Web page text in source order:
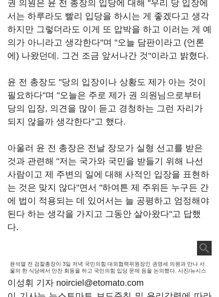
권 의원은 윤 전 총장의 입당에 대해 "우리 당 입장에
서는 하루라도 빨리 입당을 하시는 게 좋겠다고 생각
하지만 그렇더라도 이게 또 압박을 하고 이러는 게 예
의가 아니라고 생각한다"며 "오늘 담판이라고 (언론
에) 나왔던데. 그건 조금 앞서나간 것"이라고 밝혔다.
윤 전 총장도 "당의 입장이나 상황도 제가 아는 것이
필요하다"며 "오늘은 주로 제가 권 의원님으로부터
당의 입장, 의견을 많이 듣고 경청하는 그런 자리가
되지 않을까 생각한다"고 했다.
아울러 윤 전 총장은 전날 장모가 실형 선고를 받은
것과 관련해 "저는 국가와 국민을 받들기 위해 나선
사람이고 제 주변의 일에 대해 사적인 입장을 표현하
는 것은 맞지 않다"면서 "하여튼 제 주위든 누구든 간
에 법이 적용되는 데 있어서는 늘 공평하고 엄정해야
된다 하는 생각을 가지고 그동안 살아왔다"고 답했
다.
윤석열 전 검찰총장이 3일 저녁 국민의힘 대외협력위원장인 권영세 의원과 만나 서
울의 한 식당에서 만찬 회동을 하고 국민의힘 입당 문제 등을 논의했다. 사진/뉴시스
이성휘 기자 noirciel@etomato.com